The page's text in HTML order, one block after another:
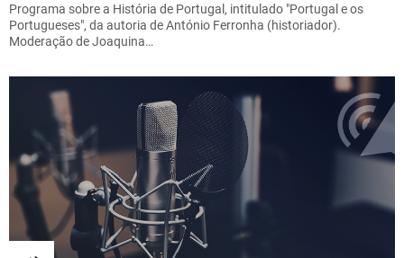
Programa sobre a História de Portugal, intitulado "Portugal e os
Portugueses", da autoria de António Ferronha (historiador).
Moderação de Joaquina…